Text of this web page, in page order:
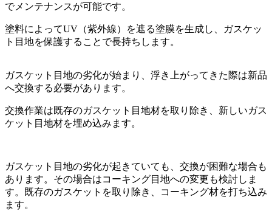
でメンテナンスが可能です。
塗料によってUV（紫外線）を遮る塗膜を生成し、ガスケッ
ト目地を保護することで長持ちします。
ガスケット目地の劣化が始まり、浮き上がってきた際は新品
へ交換する必要があります。
交換作業は既存のガスケット目地材を取り除き、新しいガス
ケット目地材を埋め込みます。
ガスケット目地の劣化が起きていても、交換が困難な場合も
あります。その場合はコーキング目地への変更も検討しま
す。既存のガスケットを取り除き、コーキング材を打ち込み
ます。